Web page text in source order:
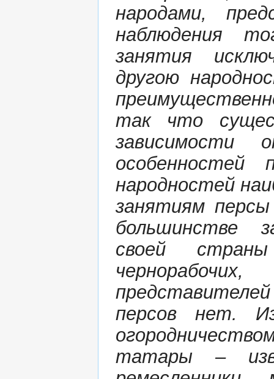
народами,
наблюдения
занятия
другою
так что
зависимости
народностей
занятиям
большинстве
своей
персов нет.
татары –